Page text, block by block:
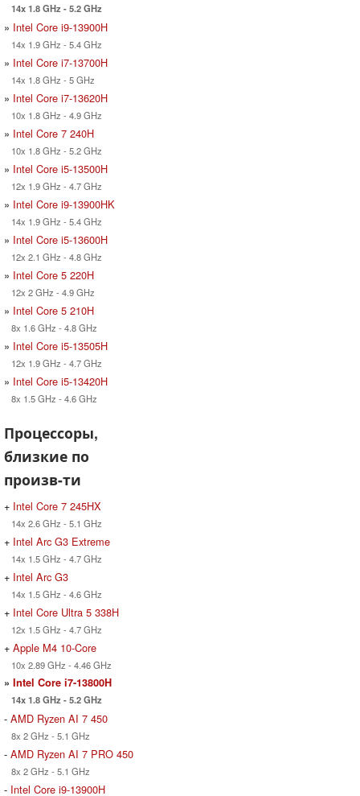
14x 1.8 GHz - 5.2 GHz
» Intel Core i9-13900H
14x 1.9 GHz - 5.4 GHz
» Intel Core i7-13700H
14x 1.8 GHz - 5 GHz
» Intel Core i7-13620H
10x 1.8 GHz - 4.9 GHz
» Intel Core 7 240H
10x 1.8 GHz - 5.2 GHz
» Intel Core i5-13500H
12x 1.9 GHz - 4.7 GHz
» Intel Core i9-13900HK
14x 1.9 GHz - 5.4 GHz
» Intel Core i5-13600H
12x 2.1 GHz - 4.8 GHz
» Intel Core 5 220H
12x 2 GHz - 4.9 GHz
» Intel Core 5 210H
8x 1.6 GHz - 4.8 GHz
» Intel Core i5-13505H
12x 1.9 GHz - 4.7 GHz
» Intel Core i5-13420H
8x 1.5 GHz - 4.6 GHz
Процессоры,
близкие по
произв-ти
+ Intel Core 7 245HX
14x 2.6 GHz - 5.1 GHz
+ Intel Arc G3 Extreme
14x 1.5 GHz - 4.7 GHz
+ Intel Arc G3
14x 1.5 GHz - 4.6 GHz
+ Intel Core Ultra 5 338H
12x 1.5 GHz - 4.7 GHz
+ Apple M4 10-Core
10x 2.89 GHz - 4.46 GHz
» Intel Core i7-13800H
14x 1.8 GHz - 5.2 GHz
- AMD Ryzen AI 7 450
8x 2 GHz - 5.1 GHz
- AMD Ryzen AI 7 PRO 450
8x 2 GHz - 5.1 GHz
- Intel Core i9-13900H